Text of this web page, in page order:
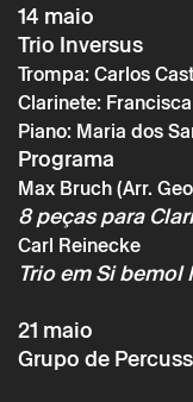
14 maio
Trio Inversus
Trompa: Carlos
Clarinete:
Piano: Maria dos
Programa
Max Bruch (Arr.
8 peças para
Carl Reinecke
Trio em Si bemol
21 maio
Grupo de